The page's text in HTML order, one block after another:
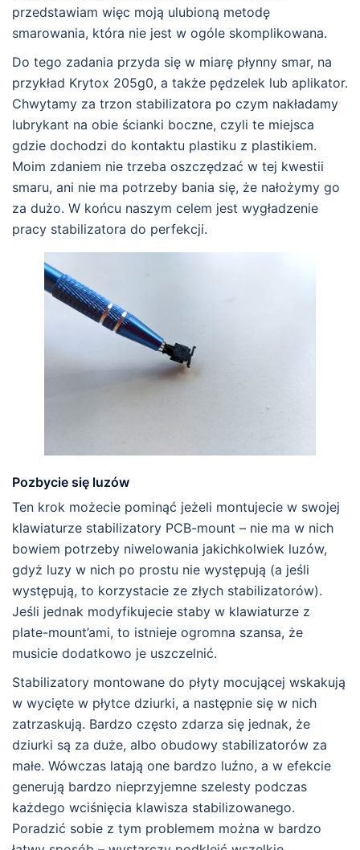
przedstawiam więc moją ulubioną metodę
smarowania, która nie jest w ogóle skomplikowana.
Do tego zadania przyda się w miarę płynny smar, na
przykład Krytox 205g0, a także pędzelek lub aplikator.
Chwytamy za trzon stabilizatora po czym nakładamy
lubrykant na obie ścianki boczne, czyli te miejsca
gdzie dochodzi do kontaktu plastiku z plastikiem.
Moim zdaniem nie trzeba oszczędzać w tej kwestii
smaru, ani nie ma potrzeby bania się, że nałożymy go
za dużo. W końcu naszym celem jest wygładzenie
pracy stabilizatora do perfekcji.
Pozbycie się luzów
Ten krok możecie pominąć jeżeli montujecie w swojej
klawiaturze stabilizatory PCB-mount – nie ma w nich
bowiem potrzeby niwelowania jakichkolwiek luzów,
gdyż luzy w nich po prostu nie występują (a jeśli
występują, to korzystacie ze złych stabilizatorów).
Jeśli jednak modyfikujecie staby w klawiaturze z
plate-mount’ami, to istnieje ogromna szansa, że
musicie dodatkowo je uszczelnić.
Stabilizatory montowane do płyty mocującej wskakują
w wycięte w płytce dziurki, a następnie się w nich
zatrzaskują. Bardzo często zdarza się jednak, że
dziurki są za duże, albo obudowy stabilizatorów za
małe. Wówczas latają one bardzo luźno, a w efekcie
generują bardzo nieprzyjemne szelesty podczas
każdego wciśnięcia klawisza stabilizowanego.
Poradzić sobie z tym problemem można w bardzo